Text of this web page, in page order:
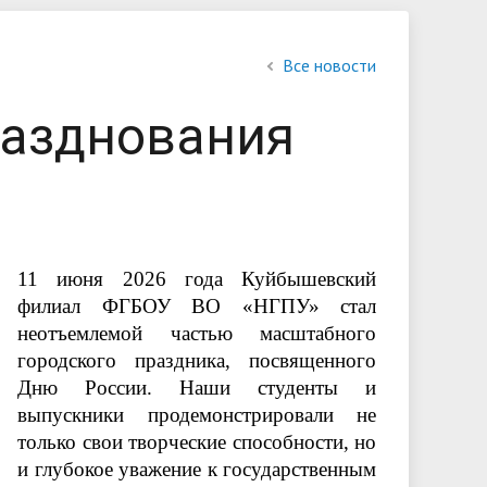
обучающихся
Повышение квалификации иВсе новости
11 июня 2026 года Куйбышевский
филиал ФГБОУ ВО «НГПУ» стал
неотъемлемой частью масштабного
городского праздника, посвященного
Дню России. Наши студенты и
выпускники продемонстрировали не
только свои творческие способности, но
и глубокое уважение к государственным